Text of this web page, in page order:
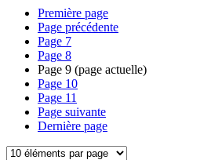
Première page
Page précédente
Page 7
Page 8
Page 9 (page actuelle)
Page 10
Page 11
Page suivante
Dernière page